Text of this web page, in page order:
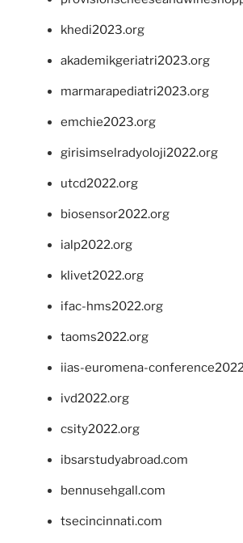
khedi2023.org
akademikgeriatri2023.org
marmarapediatri2023.org
emchie2023.org
girisimselradyoloji2022.org
utcd2022.org
biosensor2022.org
ialp2022.org
klivet2022.org
ifac-hms2022.org
taoms2022.org
iias-euromena-
ivd2022.org
csity2022.org
ibsarstudyabroad.com
bennusehgall.com
tsecincinnati.com